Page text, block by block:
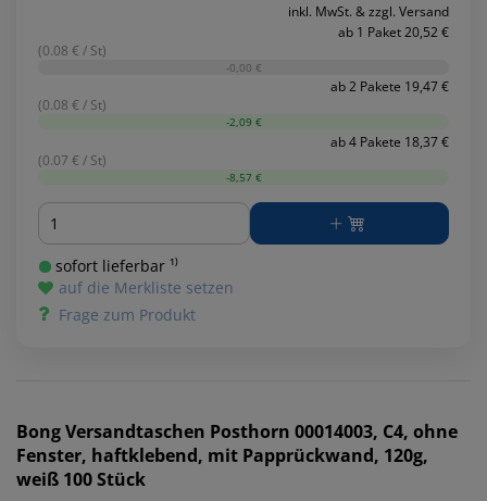
inkl. MwSt. & zzgl. Versand
ab 1 Paket 20,52 €
(0.08 € / St)
-0,00 €
ab 2 Pakete 19,47 €
(0.08 € / St)
-2,09 €
ab 4 Pakete 18,37 €
(0.07 € / St)
-8,57 €
Menge
sofort lieferbar ¹⁾
auf die Merkliste setzen
Frage zum Produkt
BongVersandtaschen Posthorn 00014003, C4, ohne
Fenster, haftklebend, mit Papprückwand, 120g,
weiß 100 Stück